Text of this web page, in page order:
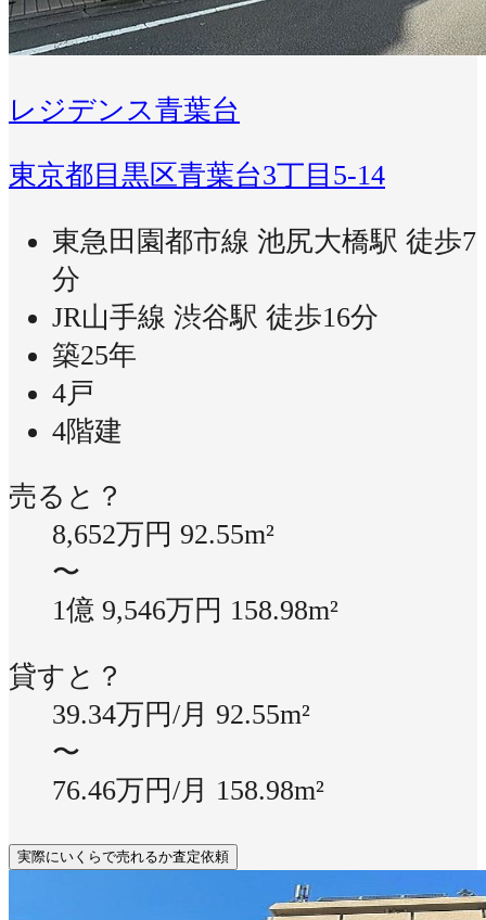
レジデンス青葉台
東京都目黒区青葉台3丁目5-14
東急田園都市線 池尻大橋駅 徒歩7
分
JR山手線 渋谷駅 徒歩16分
築25年
4戸
4階建
売ると？
8,652万円 92.55m²
〜
1億 9,546万円 158.98m²
貸すと？
39.34万円/月 92.55m²
〜
76.46万円/月 158.98m²
実際にいくらで売れるか査定依頼